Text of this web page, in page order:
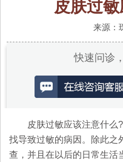
皮肤过
来源：
快速问诊
皮肤过敏应该注意什么?
找导致过敏的病因。除此之
查，并且在以后的日常生活